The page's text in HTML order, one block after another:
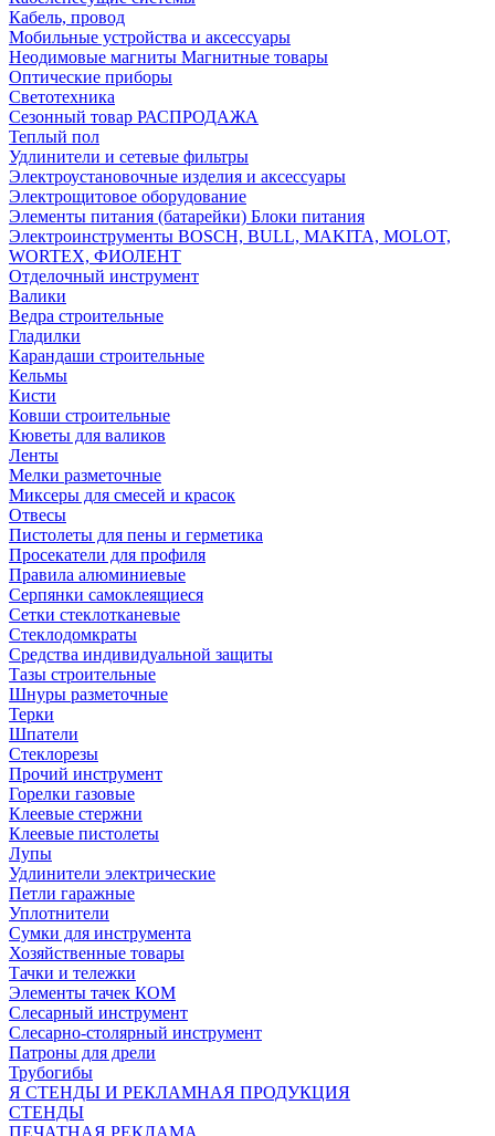
Кабель, провод
Мобильные устройства и аксессуары
Неодимовые магниты Магнитные товары
Оптические приборы
Светотехника
Сезонный товар РАСПРОДАЖА
Теплый пол
Удлинители и сетевые фильтры
Электроустановочные изделия и аксессуары
Электрощитовое оборудование
Элементы питания (батарейки) Блоки питания
Электроинструменты BOSCH, BULL, MAKITA, MOLOT,
WORTEX, ФИОЛЕНТ
Отделочный инструмент
Валики
Ведра строительные
Гладилки
Карандаши строительные
Кельмы
Кисти
Ковши строительные
Кюветы для валиков
Ленты
Мелки разметочные
Миксеры для смесей и красок
Отвесы
Пистолеты для пены и герметика
Просекатели для профиля
Правила алюминиевые
Серпянки самоклеящиеся
Сетки стеклотканевые
Стеклодомкраты
Средства индивидуальной защиты
Тазы строительные
Шнуры разметочные
Терки
Шпатели
Стеклорезы
Прочий инструмент
Горелки газовые
Клеевые стержни
Клеевые пистолеты
Лупы
Удлинители электрические
Петли гаражные
Уплотнители
Сумки для инструмента
Хозяйственные товары
Тачки и тележки
Элементы тачек КОМ
Слесарный инструмент
Слесарно-столярный инструмент
Патроны для дрели
Трубогибы
Я СТЕНДЫ И РЕКЛАМНАЯ ПРОДУКЦИЯ
СТЕНДЫ
ПЕЧАТНАЯ РЕКЛАМА